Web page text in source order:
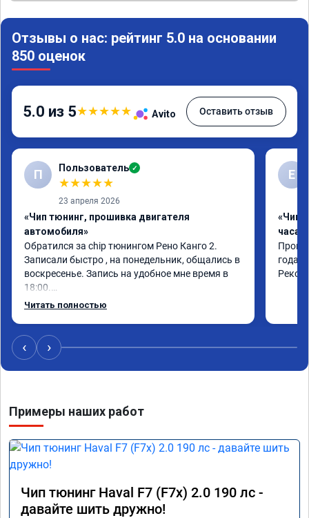
Отзывы о нас: рейтинг 5.0 на основании
850 оценок
5.0 из 5★★★★★ Avito Оставить отзыв
П Пользователь ✓
★★★★★
23 апреля 2026
«Чип тюнинг, прошивка двигателя
автомобиля»
Обратился за chip тюнингом Рено Канго 2.
Записали быстро , на понедельник, общались в
воскресенье. Запись на удобное мне время в
18:00.
Работу выполнили за 30 минут, качественно,
Читать полностью
Е
«Чип
часа»
года.
‹ ›
Примеры наших работ
Чип тюнинг Haval F7 (F7x) 2.0 190 лс -
давайте шить дружно!